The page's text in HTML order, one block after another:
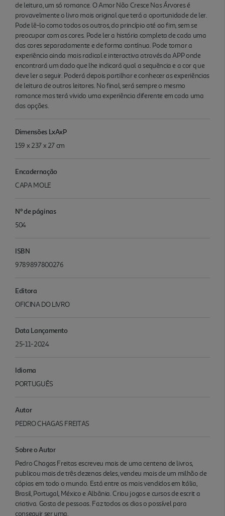
de leitura, um só romance. O Amor Não Cresce Nas Árvores é
provavelmente o livro mais original que terá a oportunidade de ler.
Pode lê-lo como todos os outros, do princípio até ao fim, sem se
preocupar com as cores. Pode ler a história completa de cada uma
das cores separadamente e de forma contínua. Pode tornar a
experiência ainda mais radical e interactiva através da APP onde
encontrará um dado que lhe indicará qual a sequência e a cor q ue
deve ler a seguir. Poderá depois partilhar e conhecer as experiências
de leitura de outros leitores. No final, será sempre o mesmo
romance mas terá vivido uma experiência diferente em cada uma
das opções.
Dimensões LxAxP
159 x 237 x 27 cm
Encadernação
CAPA MOLE
Nº de páginas
504
ISBN
9789897800276
Editora
OFICINA DO LIVRO
Data Lançamento
25-11-2024
Idioma
PORTUGUÊS
Autor
PEDRO CHAGAS FREITAS
Sobre o Autor
Pedro Chagas Freitas escreveu mais de uma centena de livros,
publicou mais de três dezenas deles, vendeu mais de um milhão de
cópias em todo o mundo. Está entre os mais vendidos em Itália,
Brasil, Portugal, México e Albânia. Criou jogos e cursos de escrit a
criativa. Gosta de pessoas. Faz todos os dias o possível para
conseguir ser uma.